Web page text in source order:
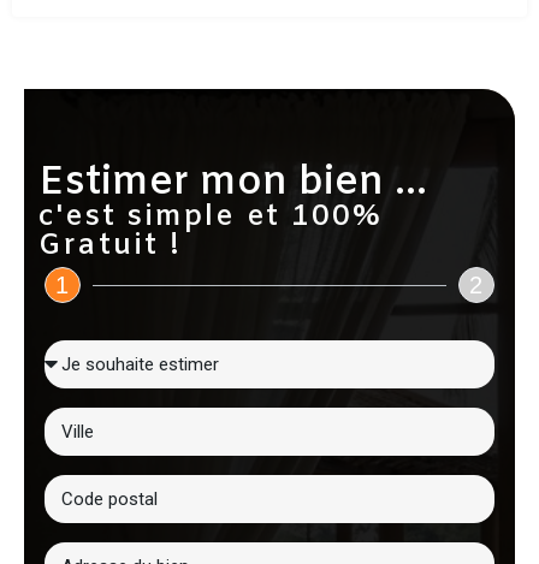
Estimer mon bien ...
c'est simple et 100%
Gratuit !
1 2